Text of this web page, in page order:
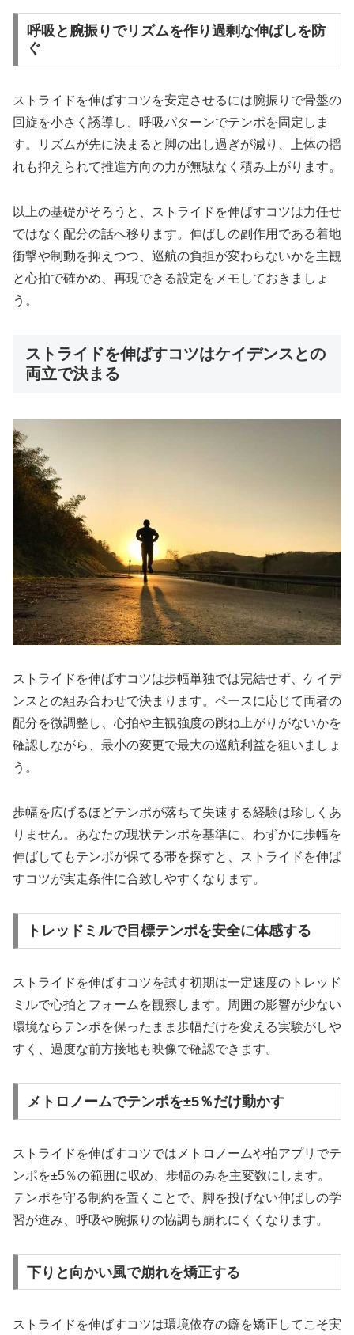
呼吸と腕振りでリズムを作り過剰な伸ばしを防
ぐ
ストライドを伸ばすコツを安定させるには腕振りで骨盤の
回旋を小さく誘導し、呼吸パターンでテンポを固定しま
す。リズムが先に決まると脚の出し過ぎが減り、上体の揺
れも抑えられて推進方向の力が無駄なく積み上がります。
以上の基礎がそろうと、ストライドを伸ばすコツは力任せ
ではなく配分の話へ移ります。伸ばしの副作用である着地
衝撃や制動を抑えつつ、巡航の負担が変わらないかを主観
と心拍で確かめ、再現できる設定をメモしておきましょ
う。
ストライドを伸ばすコツはケイデンスとの
両立で決まる
ストライドを伸ばすコツは歩幅単独では完結せず、ケイデ
ンスとの組み合わせで決まります。ペースに応じて両者の
配分を微調整し、心拍や主観強度の跳ね上がりがないかを
確認しながら、最小の変更で最大の巡航利益を狙いましょ
う。
歩幅を広げるほどテンポが落ちて失速する経験は珍しくあ
りません。あなたの現状テンポを基準に、わずかに歩幅を
伸ばしてもテンポが保てる帯を探すと、ストライドを伸ば
すコツが実走条件に合致しやすくなります。
トレッドミルで目標テンポを安全に体感する
ストライドを伸ばすコツを試す初期は一定速度のトレッド
ミルで心拍とフォームを観察します。周囲の影響が少ない
環境ならテンポを保ったまま歩幅だけを変える実験がしや
すく、過度な前方接地も映像で確認できます。
メトロノームでテンポを±5％だけ動かす
ストライドを伸ばすコツではメトロノームや拍アプリでテ
ンポを±5％の範囲に収め、歩幅のみを主変数にします。
テンポを守る制約を置くことで、脚を投げない伸ばしの学
習が進み、呼吸や腕振りの協調も崩れにくくなります。
下りと向かい風で崩れを矯正する
ストライドを伸ばすコツは環境依存の癖を矯正してこそ実